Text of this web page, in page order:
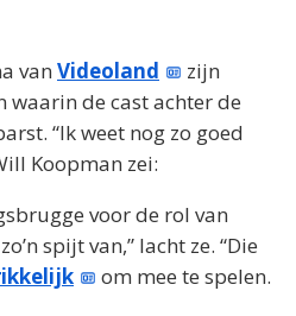
van Videoland
zijn
waarin de cast achter de
“Ik weet nog zo goed
Koopman zei:
voor de rol van
spijt van,” lacht ze. “Die
om mee te spelen.